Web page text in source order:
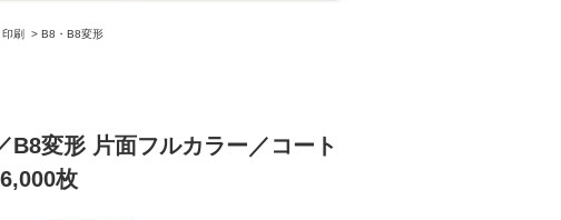
刷 > B8・B8変形
変形 片面フルカラー／コート
枚